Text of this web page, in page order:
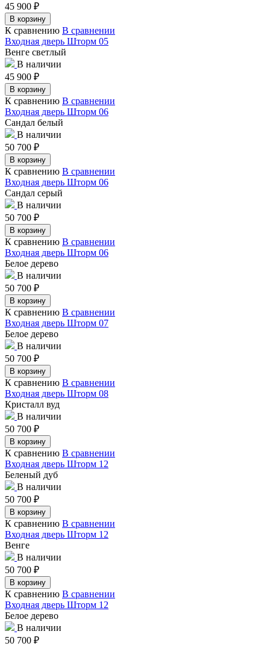
45 900 ₽
В корзину
К сравнению В сравнении
Входная дверь Шторм 05
Венге светлый
В наличии
45 900 ₽
В корзину
К сравнению В сравнении
Входная дверь Шторм 06
Сандал белый
В наличии
50 700 ₽
В корзину
К сравнению В сравнении
Входная дверь Шторм 06
Сандал серый
В наличии
50 700 ₽
В корзину
К сравнению В сравнении
Входная дверь Шторм 06
Белое дерево
В наличии
50 700 ₽
В корзину
К сравнению В сравнении
Входная дверь Шторм 07
Белое дерево
В наличии
50 700 ₽
В корзину
К сравнению В сравнении
Входная дверь Шторм 08
Кристалл вуд
В наличии
50 700 ₽
В корзину
К сравнению В сравнении
Входная дверь Шторм 12
Беленый дуб
В наличии
50 700 ₽
В корзину
К сравнению В сравнении
Входная дверь Шторм 12
Венге
В наличии
50 700 ₽
В корзину
К сравнению В сравнении
Входная дверь Шторм 12
Белое дерево
В наличии
50 700 ₽